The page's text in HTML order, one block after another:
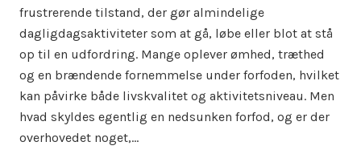
frustrerende tilstand, der gør almindelige
dagligdagsaktiviteter som at gå, løbe eller blot at stå
op til en udfordring. Mange oplever ømhed, træthed
og en brændende fornemmelse under forfoden, hvilket
kan påvirke både livskvalitet og aktivitetsniveau. Men
hvad skyldes egentlig en nedsunken forfod, og er der
overhovedet noget,…